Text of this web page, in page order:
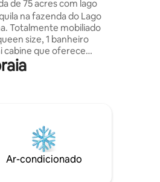
de 75 acres com lago
na fazenda do Lago
size, 1 banheiro
cabine que oferece
profissionais de
e turistas. Esta
de alta velocidade, 2
aquecimento/ar-
Pesca, tiro,
relaxamento.
Ar-condicionado